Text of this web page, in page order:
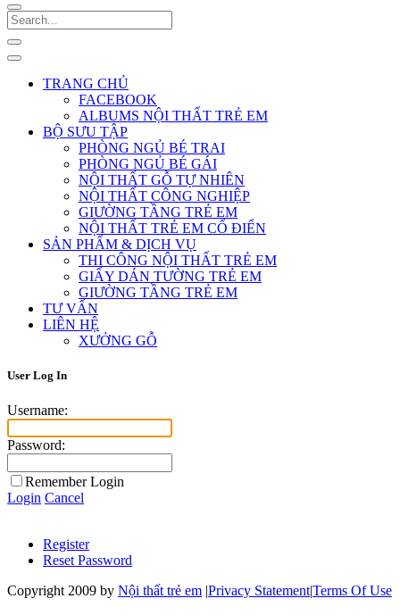
TRANG CHỦ
FACEBOOK
ALBUMS NỘI THẤT TRẺ EM
BỘ SƯU TẬP
PHÒNG NGỦ BÉ TRAI
PHÒNG NGỦ BÉ GÁI
NỘI THẤT GỖ TỰ NHIÊN
NỘI THẤT CÔNG NGHIỆP
GIƯỜNG TẦNG TRẺ EM
NỘI THẤT TRẺ EM CỔ ĐIỂN
SẢN PHẨM & DỊCH VỤ
THI CÔNG NỘI THẤT TRẺ EM
GIẤY DÁN TƯỜNG TRẺ EM
GIƯỜNG TẦNG TRẺ EM
TƯ VẤN
LIÊN HỆ
XƯỞNG GỖ
User Log In
Username:
Password:
Remember Login
Login Cancel
Register
Reset Password
Copyright 2009 by Nội thất trẻ em |Privacy Statement|Terms Of Use